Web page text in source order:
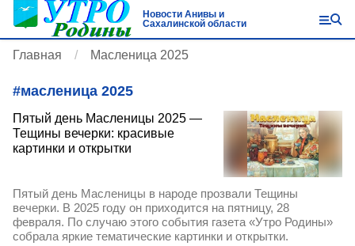
Новости Анивы и
Сахалинской области
Главная Масленица 2025
#масленица 2025
Пятый день Масленицы 2025 —
Тещины вечерки: красивые
картинки и открытки
Пятый день Масленицы в народе прозвали Тещины
вечерки. В 2025 году он приходится на пятницу, 28
февраля. По случаю этого события газета «Утро Родины»
собрала яркие тематические картинки и открытки.